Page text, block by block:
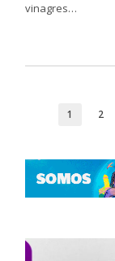
vinagres…
1 2